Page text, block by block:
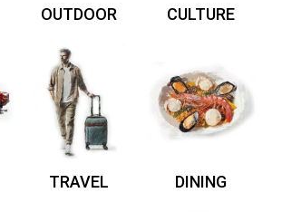
OUTDOOR CULTURE
TRAVEL DINING